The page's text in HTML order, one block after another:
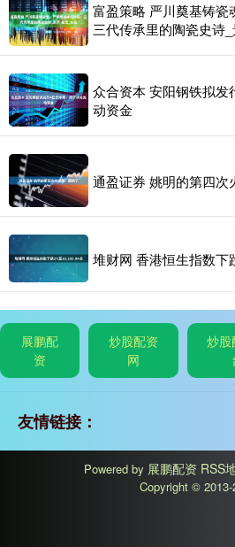
富盈策略 严川奠基铸瓷
三代传承里的陶瓷史诗
众合资本 安阳钢铁拟发
动资金
通盈证券 姚明的第四次
堆财网 香港恒生指数下
展鹏配
资
炒股配资
网
炒股
友情链接：
Powered by 展鹏配资 RSS
Copyright © 2013-